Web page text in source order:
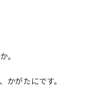
。
かがたにです。